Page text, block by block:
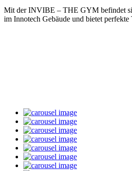
Mit der INVIBE – THE GYM befindet
im Innotech Gebäude und bietet perfekte